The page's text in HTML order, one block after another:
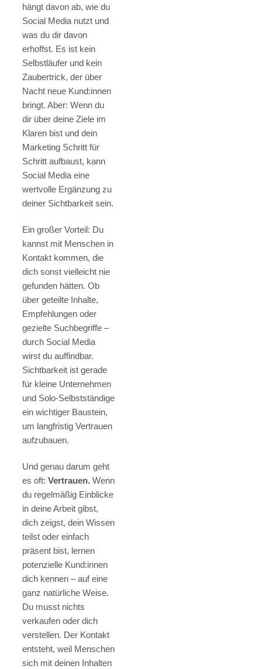
hängt davon ab, wie du
Social Media nutzt und
was du dir davon
erhoffst. Es ist kein
Selbstläufer und kein
Zaubertrick, der über
Nacht neue Kund:innen
bringt. Aber: Wenn du
dir über deine Ziele im
Klaren bist und dein
Marketing Schritt für
Schritt aufbaust, kann
Social Media eine
wertvolle Ergänzung zu
deiner Sichtbarkeit sein.
Ein großer Vorteil: Du
kannst mit Menschen in
Kontakt kommen, die
dich sonst vielleicht nie
gefunden hätten. Ob
über geteilte Inhalte,
Empfehlungen oder
gezielte Suchbegriffe –
durch Social Media
wirst du auffindbar.
Sichtbarkeit ist gerade
für kleine Unternehmen
und Solo-Selbstständige
ein wichtiger Baustein,
um langfristig Vertrauen
aufzubauen.
Und genau darum geht
es oft: Vertrauen. Wenn
du regelmäßig Einblicke
in deine Arbeit gibst,
dich zeigst, dein Wissen
teilst oder einfach
präsent bist, lernen
potenzielle Kund:innen
dich kennen – auf eine
ganz natürliche Weise.
Du musst nichts
verkaufen oder dich
verstellen. Der Kontakt
entsteht, weil Menschen
sich mit deinen Inhalten